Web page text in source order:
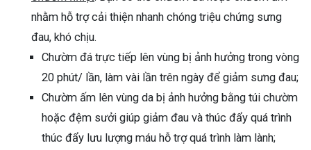
nhằm hỗ trợ cải thiện nhanh chóng triệu chứng sưng
đau, khó chịu.
Chườm đá trực tiếp lên vùng bị ảnh hưởng trong vòng
20 phút/ lần, làm vài lần trên ngày để giảm sưng đau;
Chườm ấm lên vùng da bị ảnh hưởng bằng túi chườm
hoặc đệm sưởi giúp giảm đau và thúc đẩy quá trình
thúc đẩy lưu lượng máu hỗ trợ quá trình làm lành;